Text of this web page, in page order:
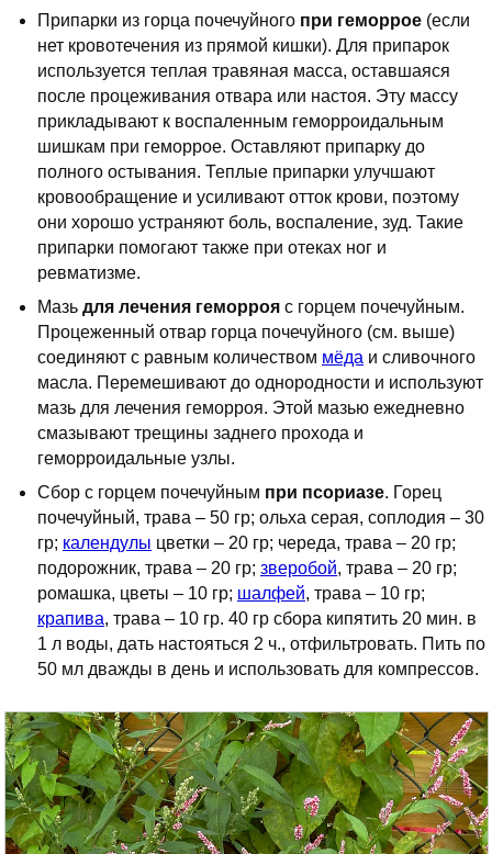
Припарки из горца почечуйного при геморрое (если
нет кровотечения из прямой кишки). Для припарок
используется теплая травяная масса, оставшаяся
после процеживания отвара или настоя. Эту массу
прикладывают к воспаленным геморроидальным
шишкам при геморрое. Оставляют припарку до
полного остывания. Теплые припарки улучшают
кровообращение и усиливают отток крови, поэтому
они хорошо устраняют боль, воспаление, зуд. Такие
припарки помогают также при отеках ног и
ревматизме.
Мазь для лечения геморроя с горцем почечуйным.
Процеженный отвар горца почечуйного (см. выше)
соединяют с равным количеством мёда и сливочного
масла. Перемешивают до однородности и используют
мазь для лечения геморроя. Этой мазью ежедневно
смазывают трещины заднего прохода и
геморроидальные узлы.
Сбор с горцем почечуйным при псориазе. Горец
почечуйный, трава – 50 гр; ольха серая, соплодия – 30
гр; календулы цветки – 20 гр; череда, трава – 20 гр;
подорожник, трава – 20 гр; зверобой, трава – 20 гр;
ромашка, цветы – 10 гр; шалфей, трава – 10 гр;
крапива, трава – 10 гр. 40 гр сбора кипятить 20 мин. в
1 л воды, дать настояться 2 ч., отфильтровать. Пить по
50 мл дважды в день и использовать для компрессов.